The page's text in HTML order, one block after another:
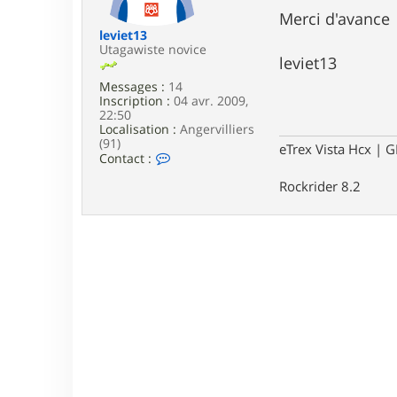
leviet13
Utagawiste novice
Messages : 14
Inscription : 04 avr. 2009,
22:50
Localisation : Angervilliers
(91)
Contact :
a
Merci d'avance
leviet13
eTrex Vista Hcx |
Rockrider 8.2